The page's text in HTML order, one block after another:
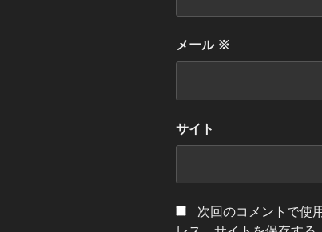
メール ※
サイト
次回のコメントで使